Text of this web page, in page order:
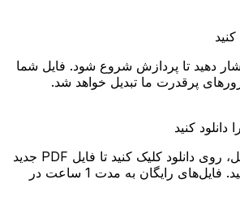
دهید تا پردازش شروع شود. فایل شما
پرقدرت ما تبدیل خواهد شد.
پس از اتمام تبدیل، روی دانلود کلیک کنید تا فایل PDF جدید
خود را ذخیره کنید. فایل‌های رایگان به مدت 1 ساعت در